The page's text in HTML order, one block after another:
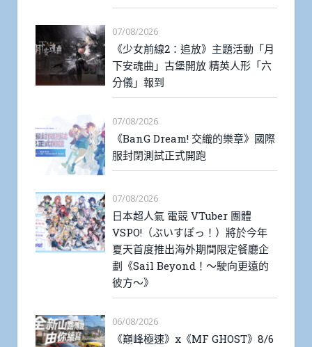
07/08/2026
《少女前線2：追放》主題活動「月
下安魂曲」古堡開放 精英人形「六
分儀」報到
07/08/2026
《BanG Dream! 交織的樂章》國際
服封閉測試正式開跑
07/08/2026
日本超人氣 電競 VTuber 團體
VSPO!（ぶいすぽっ！）將於今年
夏天首度推出海外期間限定餐廳企
劃《Sail Beyond！～駛向更遠的
彼方～》
06/08/2026
《巔峰極速》x《MF GHOST》8/6